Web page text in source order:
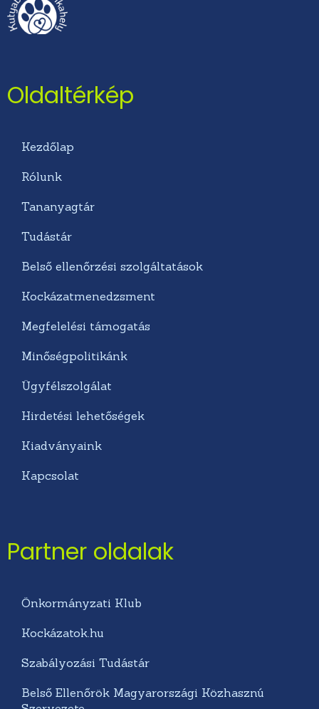
Oldaltérkép
Kezdőlap
Rólunk
Tananyagtár
Tudástár
Belső ellenőrzési szolgáltatások
Kockázatmenedzsment
Megfelelési támogatás
Minőségpolitikánk
Ügyfélszolgálat
Hirdetési lehetőségek
Kiadványaink
Kapcsolat
Partner oldalak
Önkormányzati Klub
Kockázatok.hu
Szabályozási Tudástár
Belső Ellenőrök Magyarországi Közhasznú